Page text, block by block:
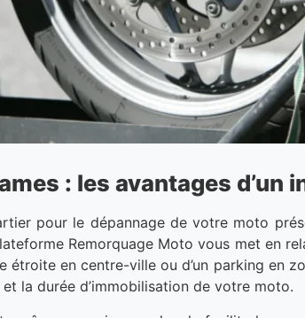
: les avantages
pour le dépannage de votre moto
Remorquage Moto vous met en
étroite en centre-ville ou d’un parking en
la durée d’immobilisation de votre moto.